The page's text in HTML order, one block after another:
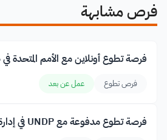
فرص مشابهة
فرصة تطوع أونلاين مع الأمم المتحدة
فرص تطوع عمل عن بعد
فرصة تطوع مدفوعة مع UNDP في إدارة المشاريع التنموية